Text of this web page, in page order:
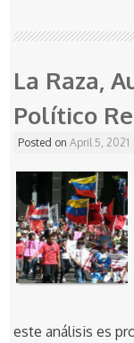
La Raza,
Político
Posted onApril 5, 2021
este análisis es